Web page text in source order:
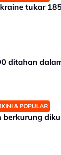
tukar
ditahan
& POPULAR
berkurung